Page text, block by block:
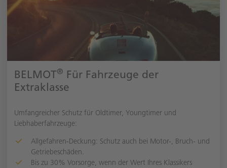
BELMOT® Für Fahrzeuge der
Extraklasse
Umfangreicher Schutz für Oldtimer, Youngtimer und
Liebhaberfahrzeuge:
Allgefahren-Deckung: Schutz auch bei Motor-, Bruch- und
Getriebeschäden.
Bis zu 30% Vorsorge, wenn der Wert Ihres Klassikers